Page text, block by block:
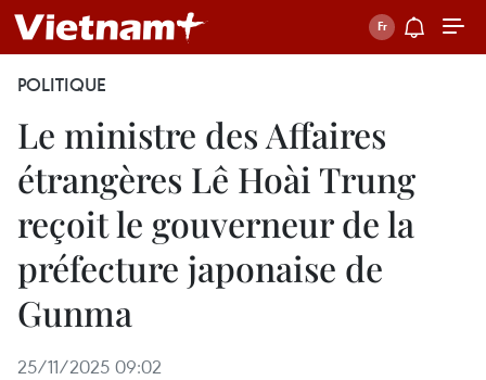
POLITIQUE
Le ministre des Affaires
étrangères Lê Hoài Trung
reçoit le gouverneur de la
préfecture japonaise de
Gunma
25/11/2025 09:02